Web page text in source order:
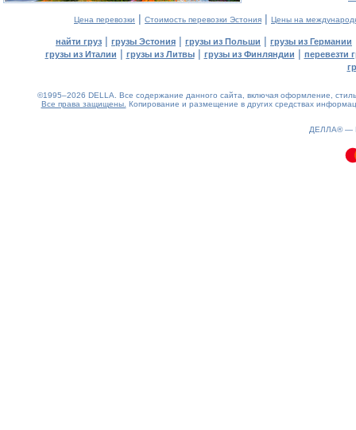
Цена перевозки | Стоимость перевозки Эстония | Цены на
найти груз | грузы Эстония | грузы из Польши | грузы из Германии
грузы из Италии | грузы из Литвы| грузы из Финляндии | перевезти
©1995–2026 DELLA. Все содержание данного сайта, включая оформление,
Все права защищены. Копирование и размещение в других средствах
ДЕЛЛА® —